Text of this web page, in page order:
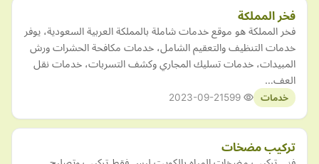
فخر المملكة
فخر المملكة هو موقع خدمات شاملة بالمملكة العربية السعودية، يوفر
خدمات التنظيف والتعقيم الشامل، خدمات مكافحة الحشرات ورش
المبيدات، خدمات تسليك المجاري وكشف التسربات، خدمات نقل
العف…
خدمات 2023-09-21
تركيب مضخات